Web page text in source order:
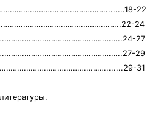
22
24
27
29
31